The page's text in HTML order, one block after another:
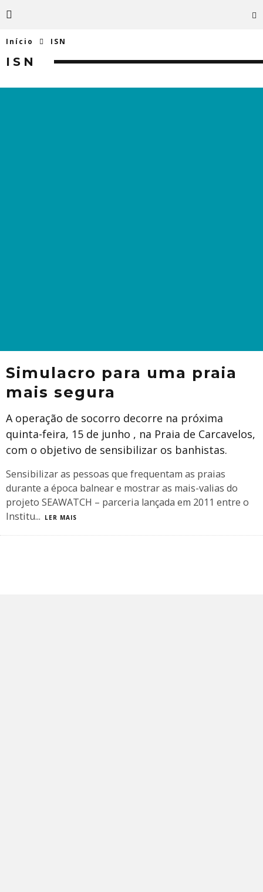
Início ISN
ISN
Simulacro para uma praia
mais segura
A operação de socorro decorre na próxima
quinta-feira, 15 de junho , na Praia de Carcavelos,
com o objetivo de sensibilizar os banhistas.
Sensibilizar as pessoas que frequentam as praias
durante a época balnear e mostrar as mais-valias do
projeto SEAWATCH – parceria lançada em 2011 entre o
Institu... LER MAIS